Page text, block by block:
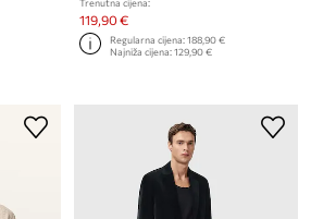
Trenutna cijena:
119,90 €
Regularna cijena:188,90 €
Najniža cijena:129,90 €